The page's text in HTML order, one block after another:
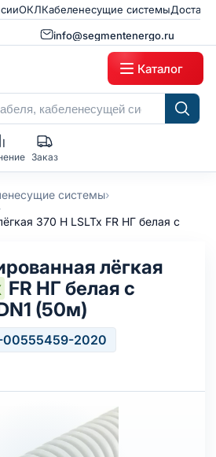
ОКЛКабеленесущие системы
info@segmentenergo.ru
Каталог
Заказ
системы›
370 Н LSLTx FR НГ белая с
лёгкая
FR НГ белая с
(50м)
00555459-2020